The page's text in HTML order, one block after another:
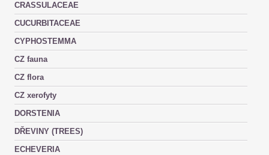
CRASSULACEAE
CUCURBITACEAE
CYPHOSTEMMA
CZ fauna
CZ flora
CZ xerofyty
DORSTENIA
DŘEVINY (TREES)
ECHEVERIA